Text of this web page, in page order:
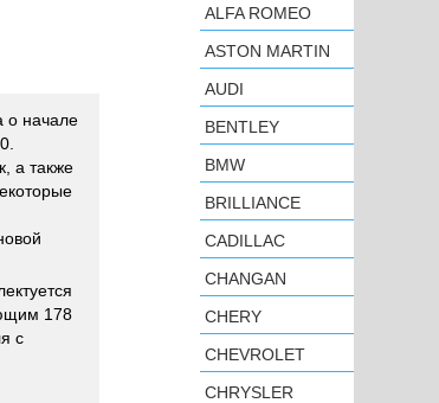
о начале
а также
178
с
ALFA ROMEO
ASTON MARTIN
AUDI
BENTLEY
BMW
BRILLIANCE
CADILLAC
CHANGAN
CHERY
CHEVROLET
CHRYSLER